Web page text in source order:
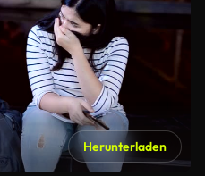
Herunterladen